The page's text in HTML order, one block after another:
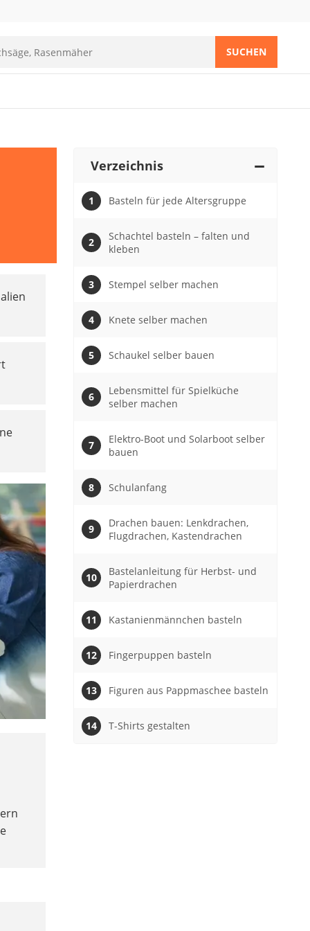
SUCHEN
Verzeichnis
Basteln für jede Altersgruppe
Schachtel basteln – falten und
kleben
Stempel selber machen
Knete selber machen
Schaukel selber bauen
Lebensmittel für Spielküche
selber machen
Elektro-Boot und Solarboot selber
bauen
Schulanfang
Drachen bauen: Lenkdrachen,
Flugdrachen, Kastendrachen
Bastelanleitung für Herbst- und
Papierdrachen
Kastanienmännchen basteln
Fingerpuppen basteln
Figuren aus Pappmaschee basteln
T-Shirts gestalten